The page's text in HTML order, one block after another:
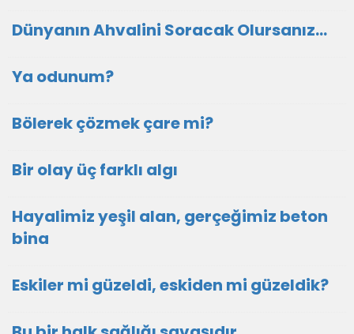
Dünyanın Ahvalini Soracak Olursanız…
Ya odunum?
Bölerek çözmek çare mi?
Bir olay üç farklı algı
Hayalimiz yeşil alan, gerçeğimiz beton
bina
Eskiler mi güzeldi, eskiden mi güzeldik?